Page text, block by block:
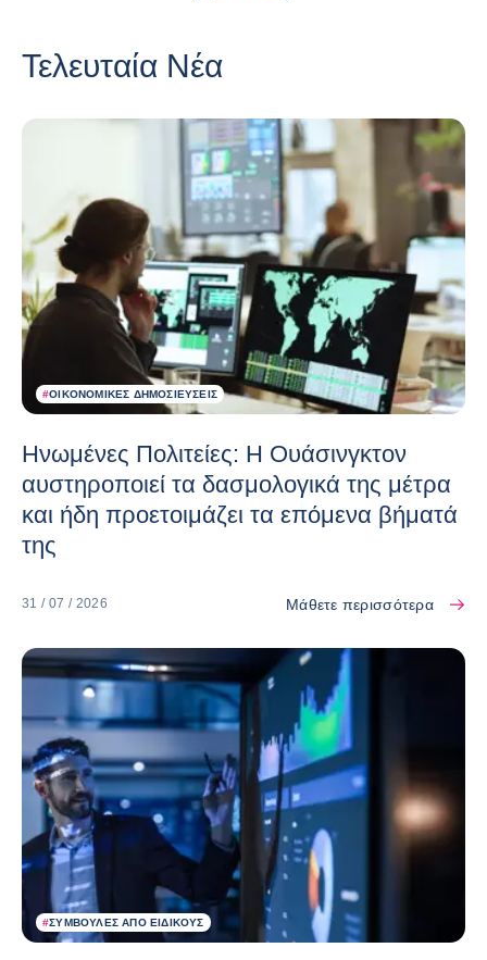
Τελευταία Νέα
#ΟΙΚΟΝΟΜΙΚΈΣ ΔΗΜΟΣΙΕΎΣΕΙΣ
Ηνωμένες Πολιτείες: Η Ουάσινγκτον
αυστηροποιεί τα δασμολογικά της μέτρα
και ήδη προετοιμάζει τα επόμενα βήματά
της
31 / 07 / 2026 Μάθετε περισσότερα
#ΣΥΜΒΟΥΛΈΣ ΑΠΌ ΕΙΔΙΚΟΎΣ